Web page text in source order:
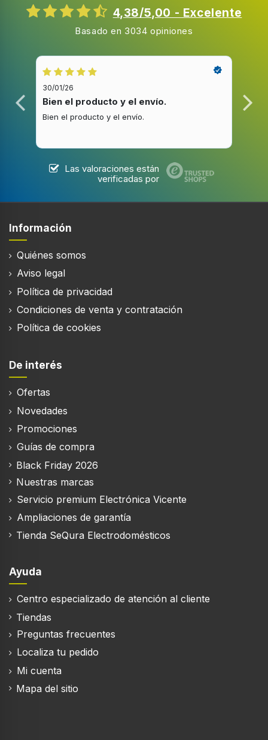
4,38/5,00 - Excelente
Basado en 3034 opiniones
30/01/26
Bien el producto y el envío.
Bien el producto y el envío.
Las valoraciones están
verificadas por
Información
Quiénes somos
Aviso legal
Política de privacidad
Condiciones de venta y contratación
Política de cookies
De interés
Ofertas
Novedades
Promociones
Guías de compra
Black Friday 2026
Nuestras marcas
Servicio premium Electrónica Vicente
Ampliaciones de garantía
Tienda SeQura Electrodomésticos
Ayuda
Centro especializado de atención al cliente
Tiendas
Preguntas frecuentes
Localiza tu pedido
Mi cuenta
Mapa del sitio